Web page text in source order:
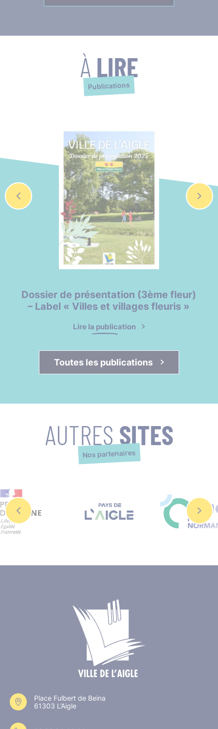
À LIRE
Publications
Dossier de présentation (3ème fleur)
– Label « Villes et villages fleuris »
Lire la publication
Toutes les publications
AUTRES SITES
Nos partenaires
Place Fulbert de Beina
61303 L’Aigle